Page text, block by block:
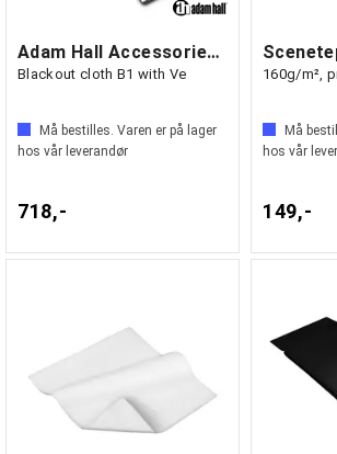
Adam Hall Accessories 0153 X 210 -
Blackout cloth B1 with Ve
Må bestilles. Varen er på lager
hos vår leverandør
718,-
160g/m²,
Må
hos vår
149,-